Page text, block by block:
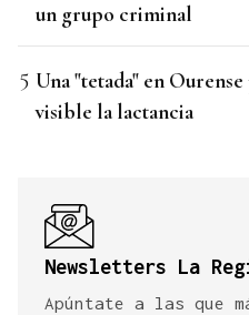
un grupo criminal
Una "tetada" en
visible la lactancia
Newsletters La
Apúntate a las que